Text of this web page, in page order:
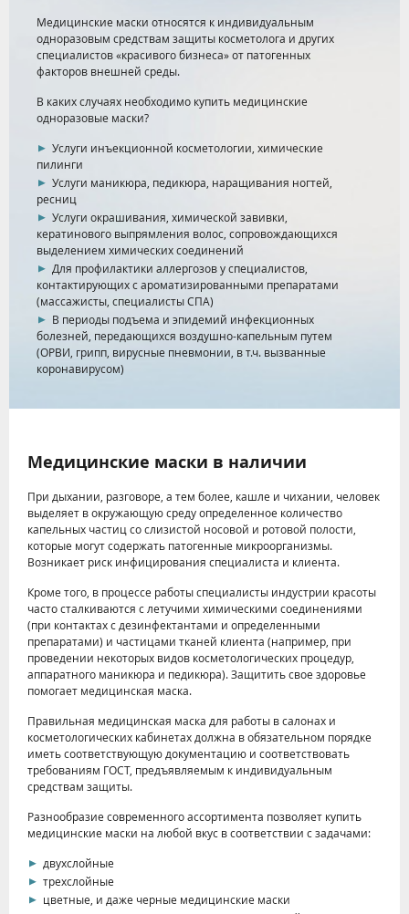
Медицинские маски относятся к индивидуальным
одноразовым средствам защиты косметолога и других
специалистов «красивого бизнеса» от патогенных
факторов внешней среды.
В каких случаях необходимо купить медицинские
одноразовые маски?
Услуги инъекционной косметологии, химические
пилинги
Услуги маникюра, педикюра, наращивания ногтей,
ресниц
Услуги окрашивания, химической завивки,
кератинового выпрямления волос, сопровождающихся
выделением химических соединений
Для профилактики аллергозов у специалистов,
контактирующих с ароматизированными препаратами
(массажисты, специалисты СПА)
В периоды подъема и эпидемий инфекционных
болезней, передающихся воздушно-капельным путем
(ОРВИ, грипп, вирусные пневмонии, в т.ч. вызванные
коронавирусом)
Медицинские маски в наличии
При дыхании, разговоре, а тем более, кашле и чихании, человек
выделяет в окружающую среду определенное количество
капельных частиц со слизистой носовой и ротовой полости,
которые могут содержать патогенные микроорганизмы.
Возникает риск инфицирования специалиста и клиента.
Кроме того, в процессе работы специалисты индустрии красоты
часто сталкиваются с летучими химическими соединениями
(при контактах с дезинфектантами и определенными
препаратами) и частицами тканей клиента (например, при
проведении некоторых видов косметологических процедур,
аппаратного маникюра и педикюра). Защитить свое здоровье
помогает медицинская маска.
Правильная медицинская маска для работы в салонах и
косметологических кабинетах должна в обязательном порядке
иметь соответствующую документацию и соответствовать
требованиям ГОСТ, предъявляемым к индивидуальным
средствам защиты.
Разнообразие современного ассортимента позволяет купить
медицинские маски на любой вкус в соответствии с задачами:
двухслойные
трехслойные
цветные, и даже черные медицинские маски